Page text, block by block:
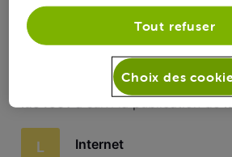
luc4951 a suivi la publication de
L Internet
Tout refuser
Choix des